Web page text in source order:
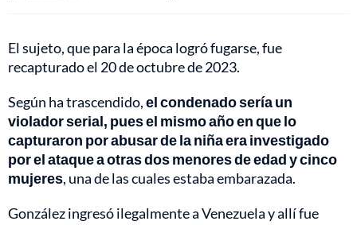
El sujeto, que para la época logró fugarse, fue
recapturado el 20 de octubre de 2023.
Según ha trascendido,el condenado sería un
violador serial, pues el mismo año en que lo
capturaron por abusar de la niña era investigado
por el ataque a otras dos menores de edad y cinco
mujeres, una de las cuales estaba embarazada.
González ingresó ilegalmente a Venezuela y allí fue